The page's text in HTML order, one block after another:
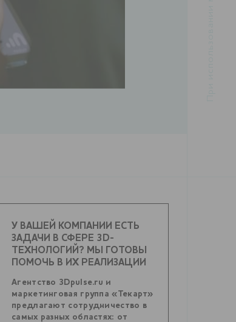
У ВАШЕЙ КОМПАНИИ ЕСТЬ
ЗАДАЧИ В СФЕРЕ 3D-
ТЕХНОЛОГИЙ? МЫ ГОТОВЫ
ПОМОЧЬ В ИХ РЕАЛИЗАЦИИ
Агентство 3Dpulse.ru и
маркетинговая группа «Текарт»
предлагают сотрудничество в
самых разных областях: от